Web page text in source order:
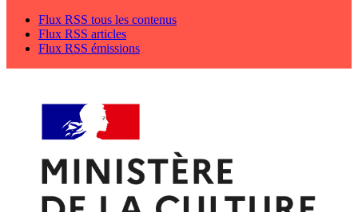
Flux RSS tous les contenus
Flux RSS articles
Flux RSS émissions